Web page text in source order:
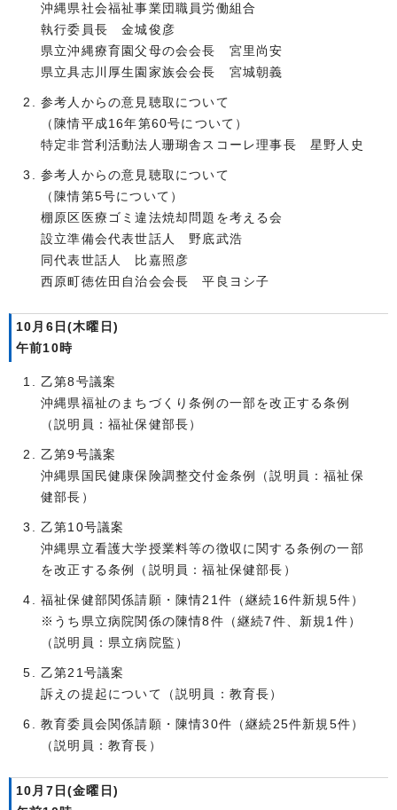
沖縄県社会福祉事業団職員労働組合
執行委員長 金城俊彦
県立沖縄療育園父母の会会長 宮里尚安
県立具志川厚生園家族会会長 宮城朝義
参考人からの意見聴取について
（陳情平成16年第60号について）
特定非営利活動法人珊瑚舎スコーレ理事長 星野人史
参考人からの意見聴取について
（陳情第5号について）
棚原区医療ゴミ違法焼却問題を考える会
設立準備会代表世話人 野底武浩
同代表世話人 比嘉照彦
西原町徳佐田自治会会長 平良ヨシ子
10月6日(木曜日)
午前10時
乙第8号議案
沖縄県福祉のまちづくり条例の一部を改正する条例
（説明員：福祉保健部長）
乙第9号議案
沖縄県国民健康保険調整交付金条例（説明員：福祉保
健部長）
乙第10号議案
沖縄県立看護大学授業料等の徴収に関する条例の一部
を改正する条例（説明員：福祉保健部長）
福祉保健部関係請願・陳情21件（継続16件新規5件）
※うち県立病院関係の陳情8件（継続7件、新規1件）
（説明員：県立病院監）
乙第21号議案
訴えの提起について（説明員：教育長）
教育委員会関係請願・陳情30件（継続25件新規5件）
（説明員：教育長）
10月7日(金曜日)